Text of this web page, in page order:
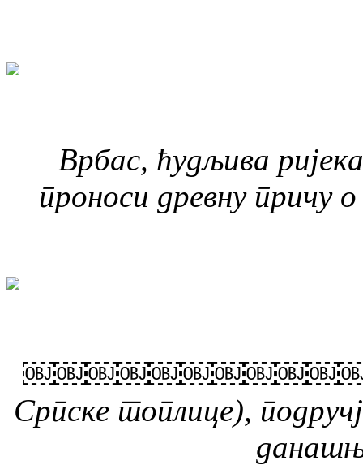
Врбас, ћудљива
проноси древну причу
Српске топлице),